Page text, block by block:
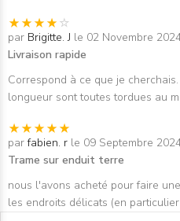
par Brigitte. J le 02 Novembre
Livraison rapide
Correspond à ce que je
longueur sont toutes tordues au
parfabien. r le 09 Septembre
Trame sur enduit terre
nous l'avons acheté pour faire
les endroits délicats (en